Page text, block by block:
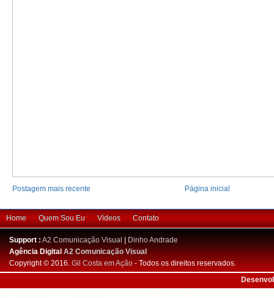
Postagem mais recente Página inicial
Home Quem Sou Eu Vídeos Contato
Support : A2 Comunicação Visual | Dinho Andrade
Agência DigitalA2 Comunicação Visual
Copyright © 2016. Gil Costa em Ação - Todos os direitos reservados.